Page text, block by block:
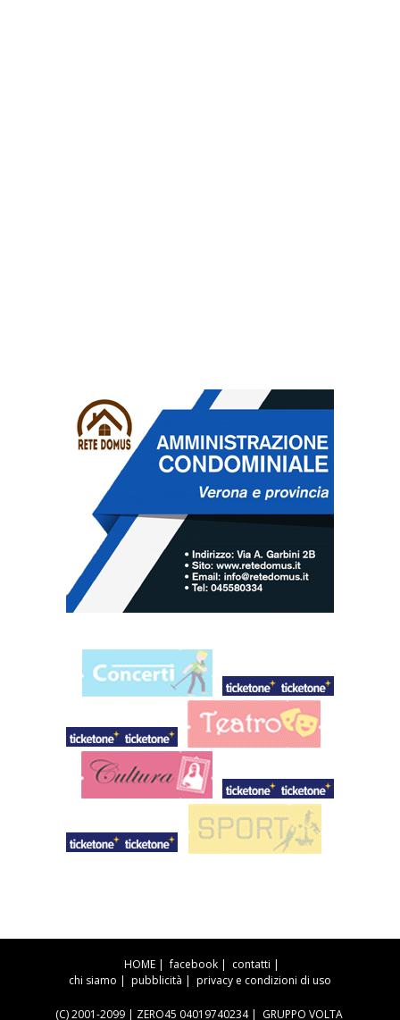
HOME | facebook | contatti |
chi siamo | pubblicità | privacy e condizioni di uso
(C) 2001-2099 | ZERO45 04019740234 | GRUPPO VOLTA